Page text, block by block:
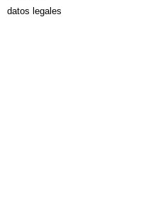
datos legales